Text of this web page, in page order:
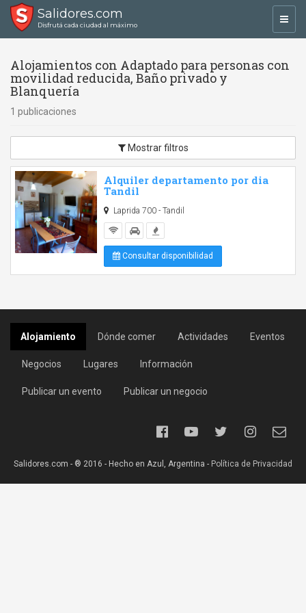
Salidores.com
Disfrutá cada ciudad al máximo
Alojamientos con Adaptado para personas con
movilidad reducida, Baño privado y
Blanquería
1 publicaciones
Mostrar filtros
Alquiler departamento por dia
Tandil
Laprida 700 - Tandil
Consultar disponibilidad
Alojamiento Dónde comer Actividades Eventos
Negocios Lugares Información
Publicar un evento Publicar un negocio
Salidores.com - ® 2016 - Hecho en Azul, Argentina - Política de Privacidad